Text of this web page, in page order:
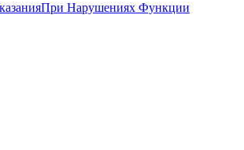
При Нарушениях Функции